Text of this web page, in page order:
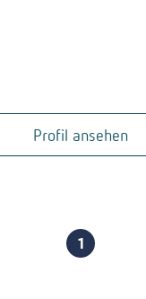
Profil ansehen
1